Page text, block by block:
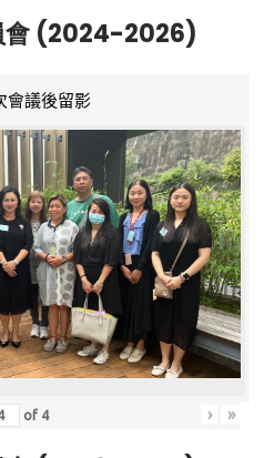
會 (2024-2026)
會議後留影
of 4 › »